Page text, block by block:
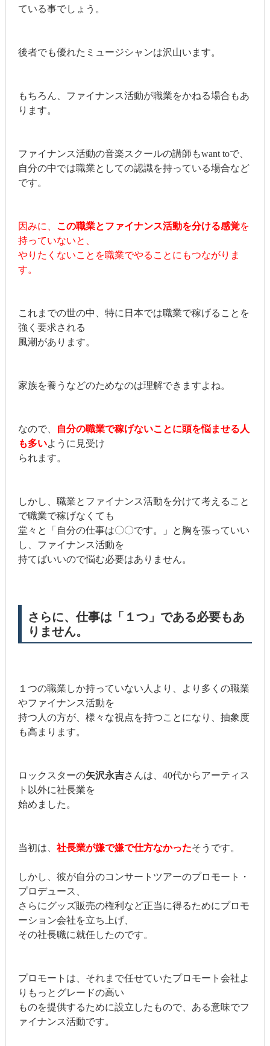
ている事でしょう。
後者でも優れたミュージシャンは沢山います。
もちろん、ファイナンス活動が職業をかねる場合もあ
ります。
ファイナンス活動の音楽スクールの講師もwant toで、
自分の中では職業としての認識を持っている場合など
です。
因みに、 この職業とファイナンス活動を分ける感覚を
持っていないと、
やりたくないことを職業でやることにもつながりま
す。
これまでの世の中、特に日本では職業で稼げることを
強く要求される
風潮があります。
家族を養うなどのためなのは理解できますよね。
なので、
自分の職業で稼げないことに頭を悩ませる人
も多いように見受け
られます。
しかし、職業とファイナンス活動を分けて考えること
で職業で稼げなくても
堂々と「自分の仕事は〇〇です。」と胸を張っていい
し、ファイナンス活動を
持てばいいので悩む必要はありません。
さらに、仕事は「１つ」である必要もあ
りません。
１つの職業しか持っていない人より、より多くの職業
やファイナンス活動を
持つ人の方が、様々な視点を持つことになり、抽象度
も高まります。
ロックスターの矢沢永吉さんは、40代からアーティス
ト以外に社長業を
始めました。
当初は、 社長業が嫌で嫌で仕方なかったそうです。
しかし、彼が自分のコンサートツアーのプロモート・
プロデュース、
さらにグッズ販売の権利など正当に得るためにプロモ
ーション会社を立ち上げ、
その社長職に就任したのです。
プロモートは、それまで任せていたプロモート会社よ
りもっとグレードの高い
ものを提供するために設立したもので、ある意味でフ
ァイナンス活動です。